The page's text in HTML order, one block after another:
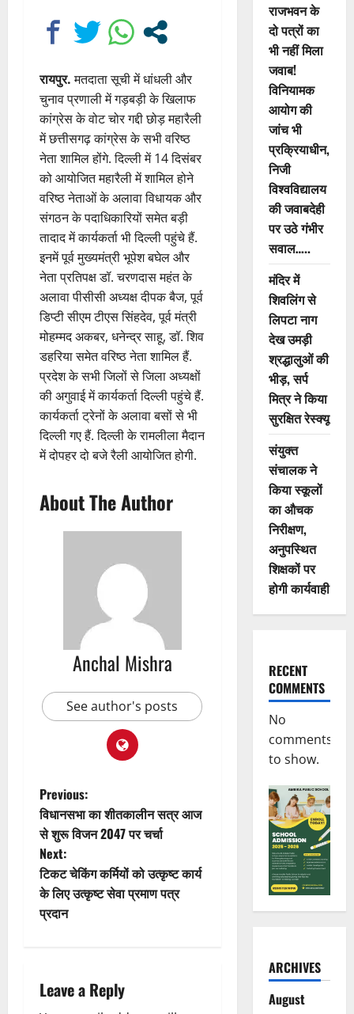
रायपुर.मतदाता सूची में धांधली और
चुनाव प्रणाली में गड़बड़ी के खिलाफ
कांग्रेस के वोट चोर गद्दी छोड़ महारैली
में छत्तीसगढ़ कांग्रेस के सभी वरिष्ठ
नेता शामिल होंगे. दिल्ली में 14 दिसंबर
को आयोजित महारैली में शामिल होने
वरिष्ठ नेताओं के अलावा विधायक और
संगठन के पदाधिकारियों समेत बड़ी
तादाद में कार्यकर्ता भी दिल्ली पहुंचे हैं.
इनमें पूर्व मुख्यमंत्री भूपेश बघेल और
नेता प्रतिपक्ष डॉ. चरणदास महंत के
अलावा पीसीसी अध्यक्ष दीपक बैज, पूर्व
डिप्टी सीएम टीएस सिंहदेव, पूर्व मंत्री
मोहम्मद अकबर, धनेन्द्र साहू, डॉ. शिव
डहरिया समेत वरिष्ठ नेता शामिल हैं.
प्रदेश के सभी जिलों से जिला अध्यक्षों
की अगुवाई में कार्यकर्ता दिल्ली पहुंचे हैं.
कार्यकर्ता ट्रेनों के अलावा बसों से भी
दिल्ली गए हैं. दिल्ली के रामलीला मैदान
में दोपहर दो बजे रैली आयोजित होगी.
About The Author
Anchal Mishra
See author's posts
P
o
s
t
n
v
Previous:
विधानसभा का शीतकालीन सत्र आज
से शुरू विजन 2047 पर चर्चा
Next:
टिकट चेकिंग कर्मियों को उत्कृष्ट कार्य
के लिए उत्कृष्ट सेवा प्रमाण पत्र
प्रदान
Leave a Reply
राजभवन के
दो पत्रों का
भी नहीं मिला
जवाब!
विनियामक
आयोग की
जांच भी
प्रक्रियाधीन,
निजी
विश्वविद्यालय
की जवाबदेही
पर उठे गंभीर
सवाल…..
मंदिर में
शिवलिंग से
लिपटा नाग
देख उमड़ी
श्रद्धालुओं की
भीड़, सर्प
मित्र ने किया
सुरक्षित रेस्क्यू
संयुक्त
संचालक ने
किया स्कूलों
का औचक
निरीक्षण,
अनुपस्थित
शिक्षकों पर
होगी कार्यवाही
RECENT
COMMENTS
No
comments
to show.
ARCHIVES
August